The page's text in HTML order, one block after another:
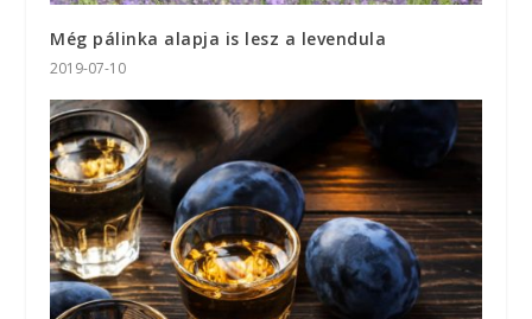
Még pálinka alapja is lesz a levendula
2019-07-10